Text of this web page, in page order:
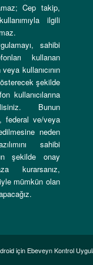
Cep takip,
ilgili
sahibi
kullanan
kullanıcının
şekilde
kullanıcılarına
Bunun
federal ve/veya
neden
sahibi
şekilde onay
kurarsanız,
mümkün olan
için Ebeveyn Kontrol